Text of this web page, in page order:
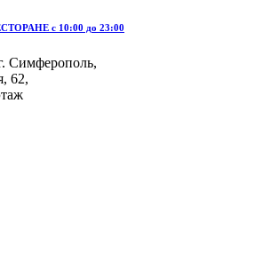
с 10:00 до 23:00
Симферополь,
62,